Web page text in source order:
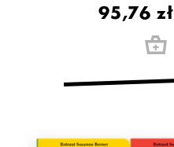
95,76 zł